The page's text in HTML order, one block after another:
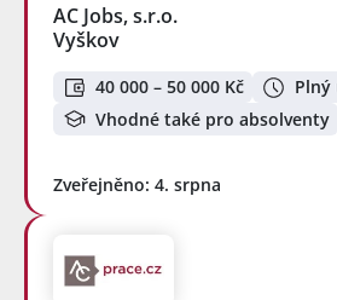
AC Jobs, s.r.o.
Vyškov
40 000 – 50 000 Kč
Plný
Vhodné také pro absolventy
Zveřejněno: 4. srpna